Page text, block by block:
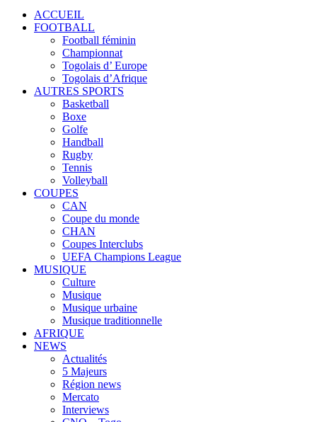
ACCUEIL
FOOTBALL
Football féminin
Championnat
Togolais d’ Europe
Togolais d’Afrique
AUTRES SPORTS
Basketball
Boxe
Golfe
Handball
Rugby
Tennis
Volleyball
COUPES
CAN
Coupe du monde
CHAN
Coupes Interclubs
UEFA Champions League
MUSIQUE
Culture
Musique
Musique urbaine
Musique traditionnelle
AFRIQUE
NEWS
Actualités
5 Majeurs
Région news
Mercato
Interviews